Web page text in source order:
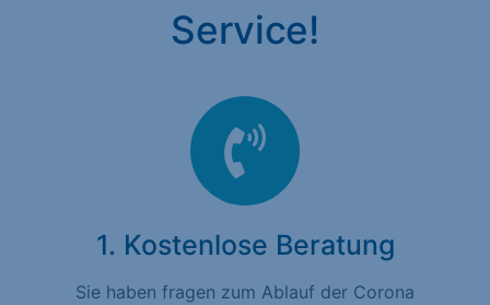
Service!
1. Kostenlose Beratung
Sie haben fragen zum Ablauf der Corona